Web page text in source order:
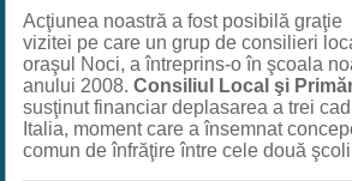
Acţiunea noastră a fost posibilă graţie
vizitei pe care un grup de consilieri
oraşul Noci, a întreprins-o în şcoala
anului 2008. Consiliul Local şi
susţinut financiar deplasarea a trei
Italia, moment care a însemnat
comun de înfrăţire între cele două